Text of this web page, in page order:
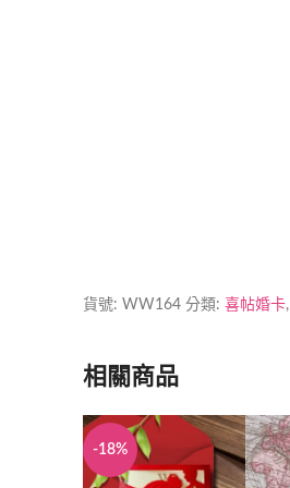
貨號: WW164 分類: 喜帖婚卡,
相關商品
-18%